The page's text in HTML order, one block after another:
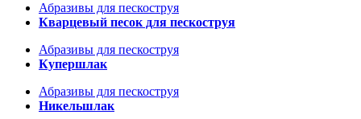
Абразивы для пескоструя
Кварцевый песок для пескоструя
Абразивы для пескоструя
Купершлак
Абразивы для пескоструя
Никельшлак